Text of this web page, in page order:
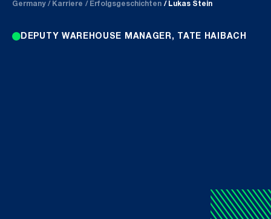
Germany Karriere Erfolgsgeschichten Lukas Stein
DEPUTY WAREHOUSE MANAGER, TATE HAIBACH